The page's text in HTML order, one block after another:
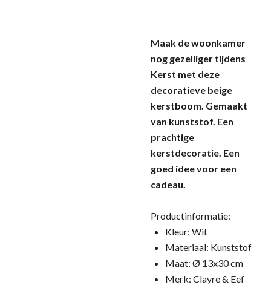
Maak de woonkamer
nog gezelliger tijdens
Kerst met deze
decoratieve beige
kerstboom. Gemaakt
van kunststof. Een
prachtige
kerstdecoratie. Een
goed idee voor een
cadeau.
Productinformatie:
Kleur: Wit
Materiaal: Kunststof
Maat: Ø 13x30 cm
Merk: Clayre & Eef